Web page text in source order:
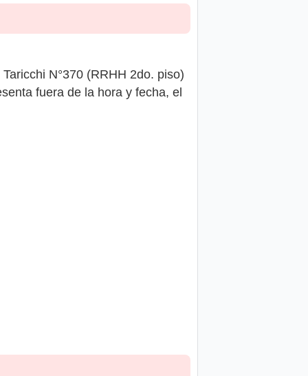
N°370 (RRHH 2do. piso)
fuera de la hora y fecha, el